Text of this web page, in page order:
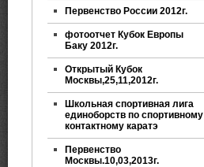
Первенство России 2012г.
фотоотчет Кубок Европы
Баку 2012г.
Открытый Кубок
Москвы,25,11,2012г.
Школьная спортивная лига
единоборств по спортивному
контактному каратэ
Первенство
Москвы.10,03,2013г.